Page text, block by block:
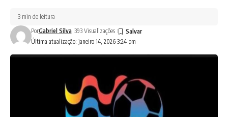
Última atualização: janeiro 14, 2026 3:24 pm
PorGabriel Silva 393 Visualizações
3 min de leitura